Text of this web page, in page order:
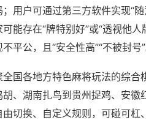
用户可通过第三方软件实现“
能存在“牌特别好”或“透视他
平公，且“安全性高”“不被封号”
国各地方特色麻将玩法的综合
、湖南扎鸟到贵州捉鸡、安
切换、自定义规则，可碰可